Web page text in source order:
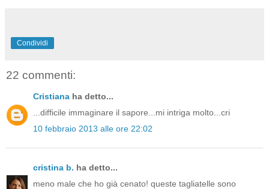
Condividi
22 commenti:
Cristiana ha detto...
...difficile immaginare il sapore...mi intriga molto...cri
10 febbraio 2013 alle ore 22:02
cristina b. ha detto...
meno male che ho già cenato! queste tagliatelle sono